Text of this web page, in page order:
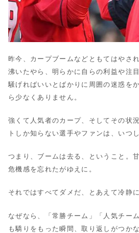
昨今、カープブームなどともてはやさ
沸いたやら、明らかに自らの利益や注
騒げればいいとばかりに周囲の迷惑を
ら少なくありません。
強くて人気者のカープ、そしてその状
トしか知らない選手やファンは、いつ
つまり、ブームは去る、ということ。
危機感を忘れたがゆえに。
それではすべてダメだ、とあえて冷静
なぜなら、「常勝チーム」「人気チー
も驕りをもった瞬間、取り返しがつか